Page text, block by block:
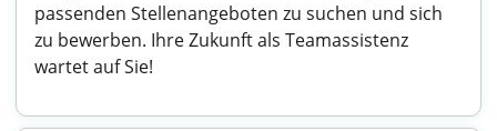
passenden Stellenangeboten zu suchen und sich
zu bewerben. Ihre Zukunft als Teamassistenz
wartet auf Sie!